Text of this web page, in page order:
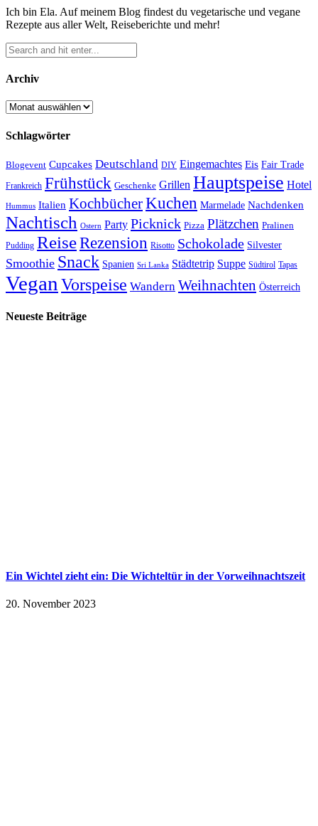
Ich bin Ela. Auf meinem Blog findest du vegetarische und vegane
Rezepte aus aller Welt, Reiseberichte und mehr!
Archiv
Archiv
Schlagwörter
Blogevent Cupcakes Deutschland DIY Eingemachtes Eis Fair Trade
Frankreich Frühstück Geschenke Grillen Hauptspeise Hotel
Hummus Italien KochbücherKuchen Marmelade Nachdenken
Nachtisch Ostern Party Picknick Pizza Plätzchen Pralinen
Pudding ReiseRezension Risotto Schokolade Silvester
Smoothie Snack Spanien Sri Lanka Städtetrip Suppe Südtirol Tapas
Vegan Vorspeise Wandern Weihnachten Österreich
Neueste Beiträge
Ein Wichtel zieht ein: Die Wichteltür in der Vorweihnachtszeit
20. November 2023